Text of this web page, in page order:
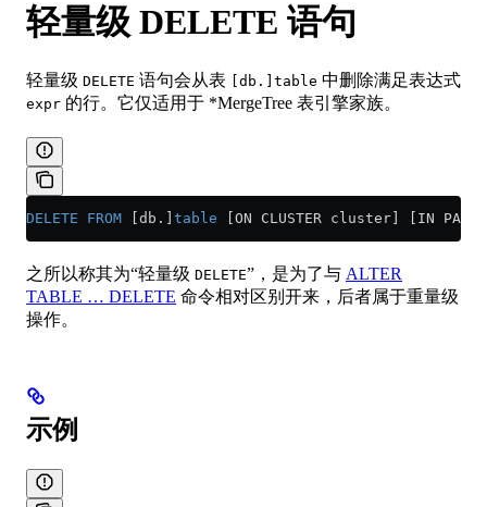
轻量级 DELETE 语句
轻量级 DELETE 语句会从表 [db.]table 中删除满足表达式
expr 的行。它仅适用于 *MergeTree 表引擎家族。
DELETE FROM [db.] table [ON CLUSTER cluster] [IN
之所以称其为“轻量级 DELETE”，是为了与 ALTER
TABLE … DELETE 命令相对区别开来，后者属于重量级
操作。
示例